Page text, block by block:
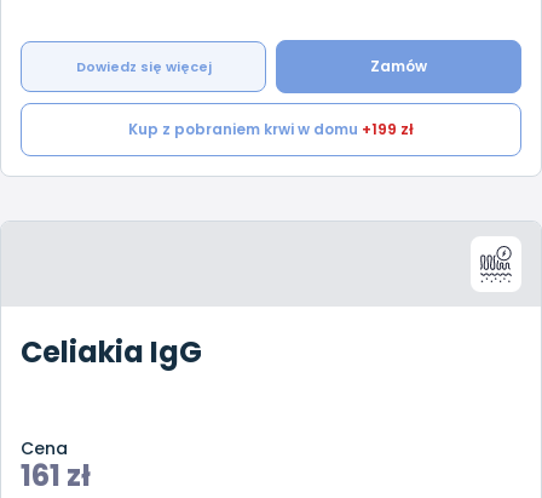
Dowiedz się więcej Zamów
Kup z pobraniem krwi w domu +199 zł
Celiakia IgG
Cena
161 zł